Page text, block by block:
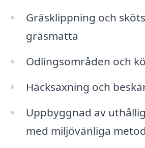
Gräsklippning och
gräsmatta
Odlingsområden och
Häcksaxning och
Uppbyggnad av
med miljövänliga